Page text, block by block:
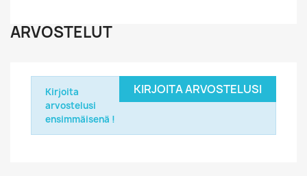
ARVOSTELUT
KIRJOITA ARVOSTELUSI
Kirjoita
arvostelusi
ensimmäisenä !